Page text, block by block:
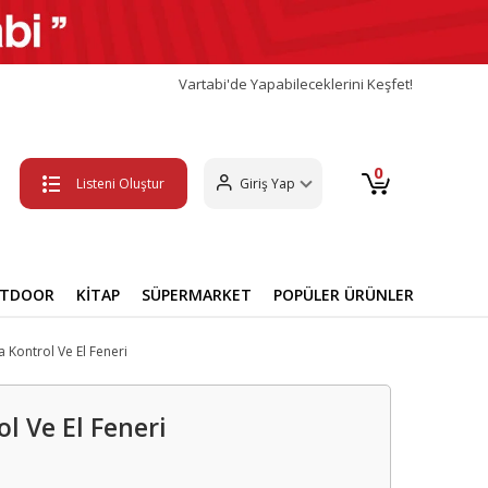
Vartabi'de Yapabileceklerini Keşfet!
Listeni Oluştur Giriş Yap 0
KİTAP SÜPERMARKET POPÜLER ÜRÜNLER
Kontrol Ve El Feneri
Ve El Feneri